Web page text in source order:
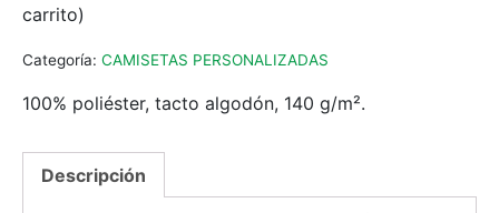
Categoría: CAMISETAS PERSONALIZADAS
100% poliéster, tacto algodón, 140 g/m².
Descripción